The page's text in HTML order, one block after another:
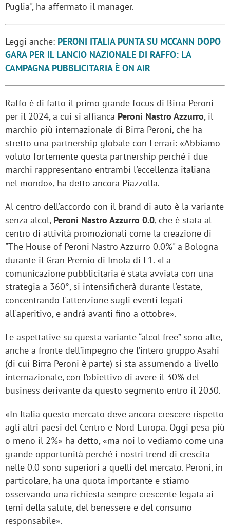
Puglia", ha affermato il manager.
Leggi anche: PERONI ITALIA PUNTA SU MCCANN DOPO
GARA PER IL LANCIO NAZIONALE DI RAFFO: LA
CAMPAGNA PUBBLICITARIA È ON AIR
Raffo è di fatto il primo grande focus di Birra Peroni
per il 2024, a cui si affianca Peroni Nastro Azzurro, il
marchio più internazionale di Birra Peroni, che ha
stretto una partnership globale con Ferrari: «Abbiamo
voluto fortemente questa partnership perché i due
marchi rappresentano entrambi l'eccellenza italiana
nel mondo», ha detto ancora Piazzolla.
Al centro dell’accordo con il brand di auto è la variante
senza alcol, Peroni Nastro Azzurro 0.0, che è stata al
centro di attività promozionali come la creazione di
"The House of Peroni Nastro Azzurro 0.0%" a Bologna
durante il Gran Premio di Imola di F1. «La
comunicazione pubblicitaria è stata avviata con una
strategia a 360°, si intensificherà durante l'estate,
concentrando l'attenzione sugli eventi legati
all'aperitivo, e andrà avanti fino a ottobre».
Le aspettative su questa variante “alcol free” sono alte,
anche a fronte dell’impegno che l’intero gruppo Asahi
(di cui Birra Peroni è parte) si sta assumendo a livello
internazionale, con l’obiettivo di avere il 30% del
business derivante da questo segmento entro il 2030.
«In Italia questo mercato deve ancora crescere rispetto
agli altri paesi del Centro e Nord Europa. Oggi pesa più
o meno il 2%» ha detto, «ma noi lo vediamo come una
grande opportunità perché i nostri trend di crescita
nelle 0.0 sono superiori a quelli del mercato. Peroni, in
particolare, ha una quota importante e stiamo
osservando una richiesta sempre crescente legata ai
temi della salute, del benessere e del consumo
responsabile».